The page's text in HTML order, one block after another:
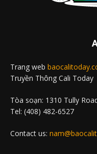
Trang web
Truyền Thông Cali Today
Tòa soạn: 1310 Tully
Tel: (408) 482-6527
Contact us: